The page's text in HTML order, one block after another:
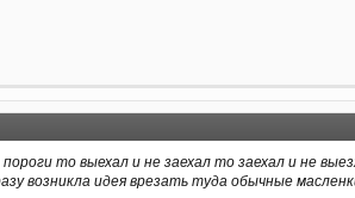
то выехал и не заехал то заехал и не
возникла идея врезать туда обычные